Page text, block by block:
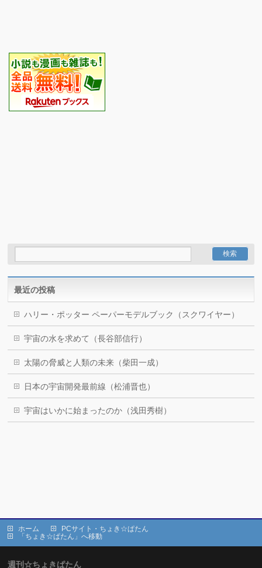
最近の投稿
ハリー・ポッター ペーパーモデルブック（スクワイヤー）
宇宙の水を求めて（長谷部信行）
太陽の脅威と人類の未来（柴田一成）
日本の宇宙開発最前線（松浦晋也）
宇宙はいかに始まったのか（浅田秀樹）
ホーム
PCサイト・ちょき☆ぱたん
「ちょき☆ぱたん」へ移動
週刊☆ちょきぱたん